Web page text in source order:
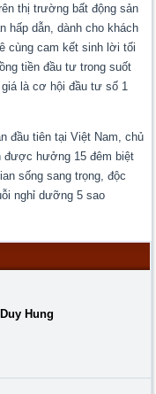
thị trường bất động sản
hấp dẫn, dành cho khách
cùng cam kết sinh lời tối
tiền đầu tư trong suốt
là cơ hội đầu tư số 1
đầu tiên tại Việt Nam, chủ
được hưởng 15 đêm biệt
sống sang trọng, độc
nghỉ dưỡng 5 sao
Hung